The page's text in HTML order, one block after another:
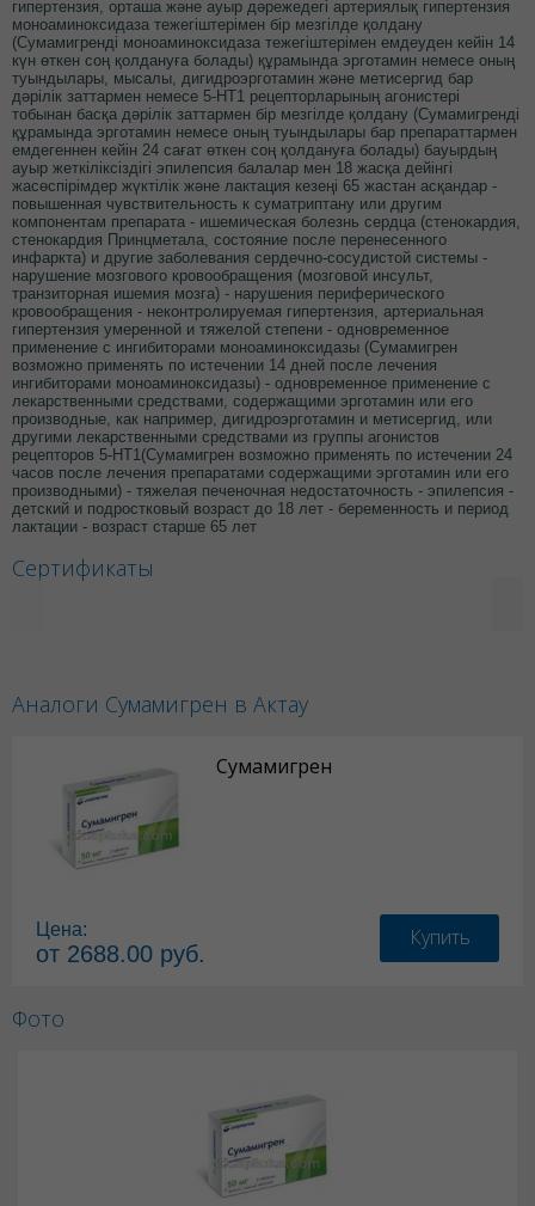
гипертензия, орташа және ауыр дәрежедегі артериялық гипертензия
моноаминоксидаза тежегіштерімен бір мезгілде қолдану
(Сумамигренді моноаминоксидаза тежегіштерімен емдеуден кейін 14
күн өткен соң қолдануға болады) құрамында эрготамин немесе оның
туындылары, мысалы, дигидроэрготамин және метисергид бар
дәрілік заттармен немесе 5-HT1 рецепторларының агонистері
тобынан басқа дәрілік заттармен бір мезгілде қолдану (Сумамигренді
құрамында эрготамин немесе оның туындылары бар препараттармен
емдегеннен кейін 24 сағат өткен соң қолдануға болады) бауырдың
ауыр жеткіліксіздігі эпилепсия балалар мен 18 жасқа дейінгі
жасөспірімдер жүктілік және лактация кезеңі 65 жастан асқандар -
повышенная чувствительность к суматриптану или другим
компонентам препарата - ишемическая болезнь сердца (стенокардия,
стенокардия Принцметала, состояние после перенесенного
инфаркта) и другие заболевания сердечно-сосудистой системы -
нарушение мозгового кровообращения (мозговой инсульт,
транзиторная ишемия мозга) - нарушения периферического
кровообращения - неконтролируемая гипертензия, артериальная
гипертензия умеренной и тяжелой степени - одновременное
применение с ингибиторами моноаминоксидазы (Сумамигрен
возможно применять по истечении 14 дней после лечения
ингибиторами моноаминоксидазы) - одновременное применение с
лекарственными средствами, содержащими эрготамин или его
производные, как например, дигидроэрготамин и метисергид, или
другими лекарственными средствами из группы агонистов
рецепторов 5-HT1(Сумамигрен возможно применять по истечении 24
часов после лечения препаратами содержащими эрготамин или его
производными) - тяжелая печеночная недостаточность - эпилепсия -
детский и подростковый возраст до 18 лет - беременность и период
лактации - возраст старше 65 лет
Сертификаты
Аналоги Сумамигрен в Актау
Сумамигрен
Цена:
от 2688.00 руб.
Купить
Фото